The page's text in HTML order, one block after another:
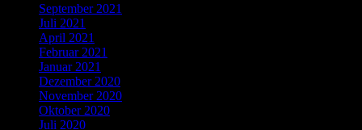
September 2021
Juli 2021
April 2021
Februar 2021
Januar 2021
Dezember 2020
November 2020
Oktober 2020
Juli 2020